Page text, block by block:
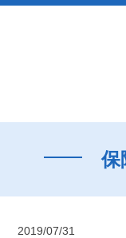
保
2019/07/31